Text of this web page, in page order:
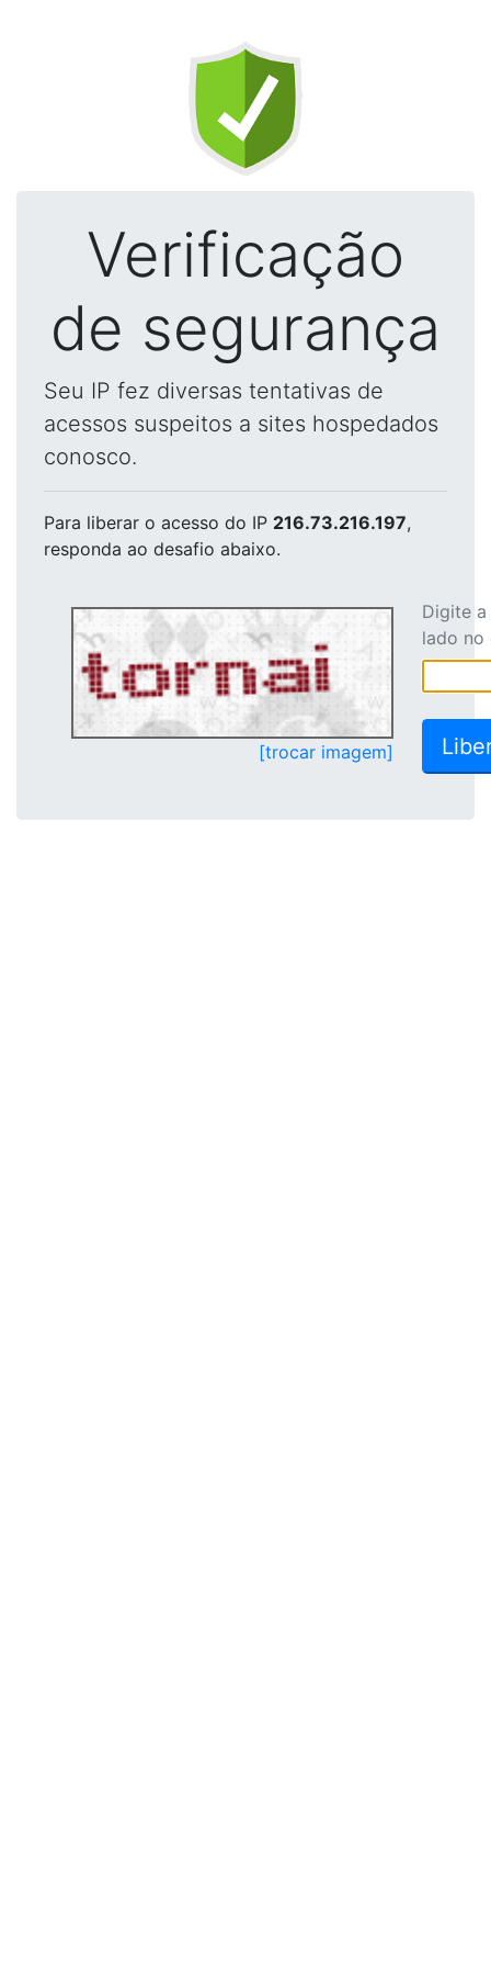
Verificação
de segurança
Seu IP fez diversas tentativas de
acessos suspeitos a sites hospedados
conosco.
Para liberar o acesso do IP 216.73.216.197,
responda ao desafio abaixo.
[trocar imagem]
Digite
lado no